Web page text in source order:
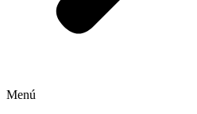
Menú